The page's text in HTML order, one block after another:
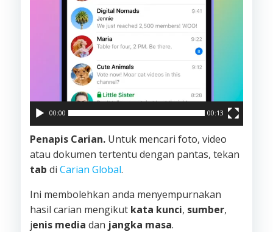
00:00 00:13
Penapis Carian. Untuk mencari foto, video
atau dokumen tertentu dengan pantas, tekan
tab di Carian Global.
Ini membolehkan anda menyempurnakan
hasil carian mengikut kata kunci, sumber,
jenis media dan jangka masa.